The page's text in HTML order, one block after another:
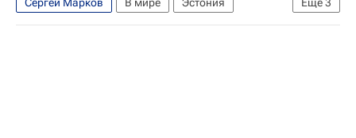
Санкт-Петербург
Ленинград